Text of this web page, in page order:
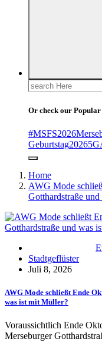
Search
for:
Or check our Popular
Geburtstag20265G
Home
AWG Mode
Gotthardstraße
Stadtgeflüster
Juli 8, 2026
AWG Mode schließt Ende
was ist mit Müller?
Voraussichtlich Ende
Merseburger